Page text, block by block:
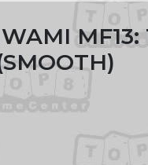
MF13: